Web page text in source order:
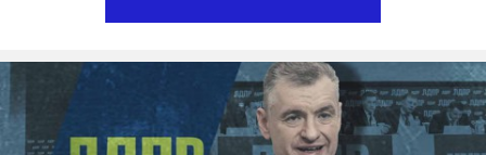
Переизбранный на недавнем съезде ЛДПР
председатель Леонид Слуцкий выступил с